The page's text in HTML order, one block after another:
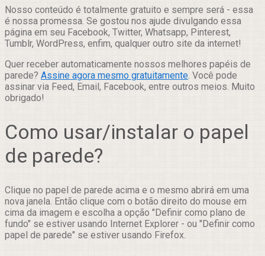
Nosso conteúdo é totalmente gratuito e sempre será - essa
é nossa promessa. Se gostou nos ajude divulgando essa
página em seu Facebook, Twitter, Whatsapp, Pinterest,
Tumblr, WordPress, enfim, qualquer outro site da internet!
Quer receber automaticamente nossos melhores papéis de
parede? Assine agora mesmo gratuitamente. Você pode
assinar via Feed, Email, Facebook, entre outros meios. Muito
obrigado!
Como usar/instalar o papel
de parede?
Clique no papel de parede acima e o mesmo abrirá em uma
nova janela. Então clique com o botão direito do mouse em
cima da imagem e escolha a opção "Definir como plano de
fundo" se estiver usando Internet Explorer - ou "Definir como
papel de parede" se estiver usando Firefox.